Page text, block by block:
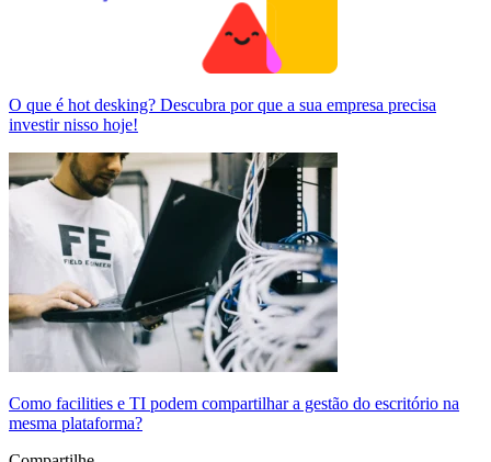
O que é hot desking? Descubra por que a sua empresa precisa
investir nisso hoje!
Como facilities e TI podem compartilhar a gestão do escritório na
mesma plataforma?